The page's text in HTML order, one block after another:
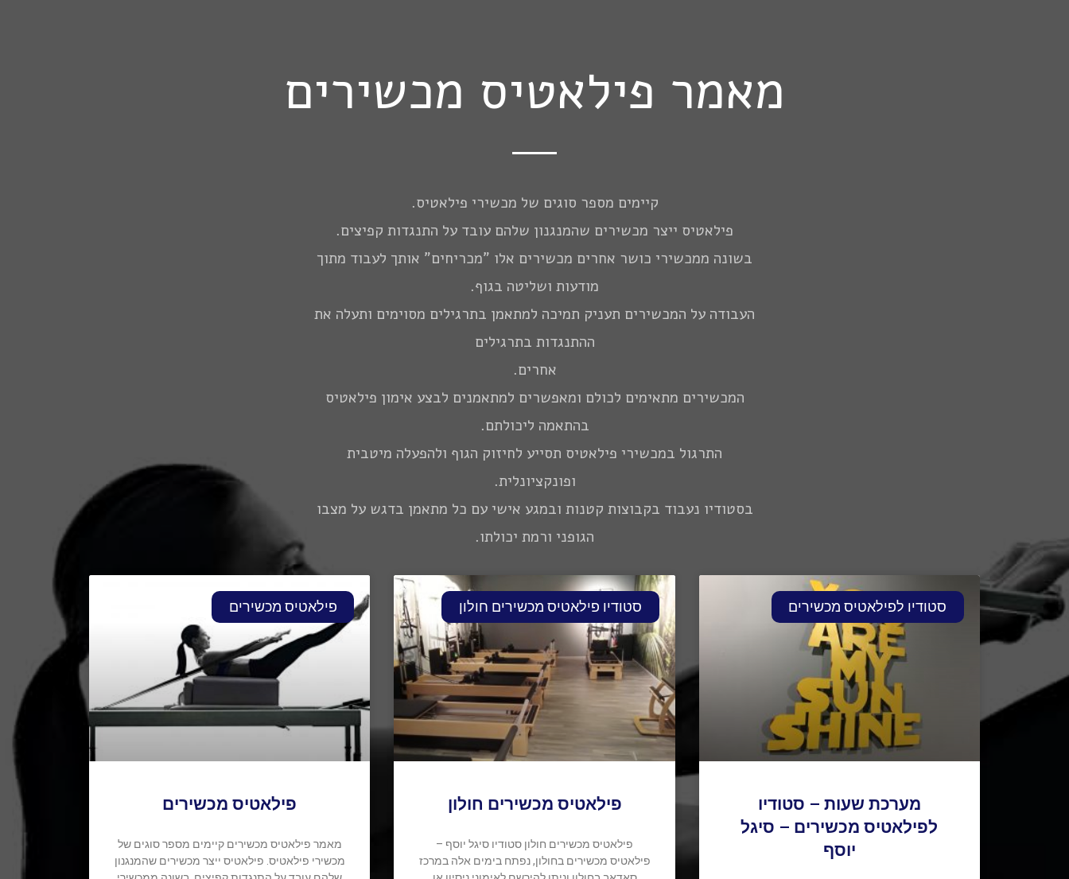
מאמר פילאטיס מכשירים
קיימים מספר סוגים של מכשירי פילאטיס.
פילאטיס ייצר מכשירים שהמנגנון שלהם עובד על התנגדות קפיצים.
בשונה ממכשירי כושר אחרים מכשירים אלו "מכריחים" אותך לעבוד מתוך
מודעות ושליטה בגוף.
העבודה על המכשירים תעניק תמיכה למתאמן בתרגילים מסוימים ותעלה את
ההתנגדות בתרגילים
אחרים.
המכשירים מתאימים לכולם ומאפשרים למתאמנים לבצע אימון פילאטיס
בהתאמה ליכולתם.
התרגול במכשירי פילאטיס תסייע לחיזוק הגוף ולהפעלה מיטבית
ופונקציונלית.
בסטודיו נעבוד בקבוצות קטנות ובמגע אישי עם כל מתאמן בדגש על מצבו
הגופני ורמת יכולתו.
סטודיו לפילאטיס מכשירים
מערכת שעות – סטודיו
לפילאטיס מכשירים – סיגל
יוסף
סטודיו פילאטיס מכשירים חולון
פילאטיס מכשירים חולון
פילאטיס מכשירים חולון סטודיו סיגל יוסף –
פילאטיס מכשירים בחולון, נפתח בימים אלה במרכז
פילאטיס מכשירים
פילאטיס מכשירים
מאמר פילאטיס מכשירים קיימים מספר סוגים של
מכשירי פילאטיס. פילאטיס ייצר מכשירים שהמנגנון